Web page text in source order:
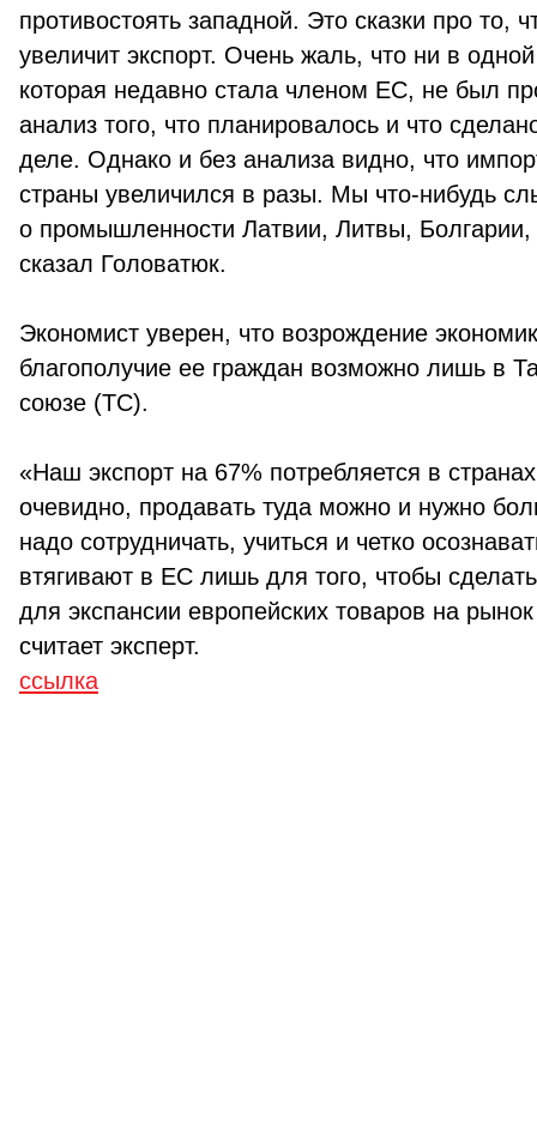
противостоять западной. Это сказки про то,
увеличит экспорт. Очень жаль, что ни в
которая недавно стала членом ЕС, не был
анализ того, что планировалось и что
деле. Однако и без анализа видно, что
страны увеличился в разы. Мы что-нибудь
о промышленности Латвии, Литвы,
сказал Головатюк.
Экономист уверен, что возрождение
благополучие ее граждан возможно лишь в
союзе (ТС).
«Наш экспорт на 67% потребляется в
очевидно, продавать туда можно и нужно
надо сотрудничать, учиться и четко
втягивают в ЕС лишь для того, чтобы
для экспансии европейских товаров на
считает эксперт.
ссылка